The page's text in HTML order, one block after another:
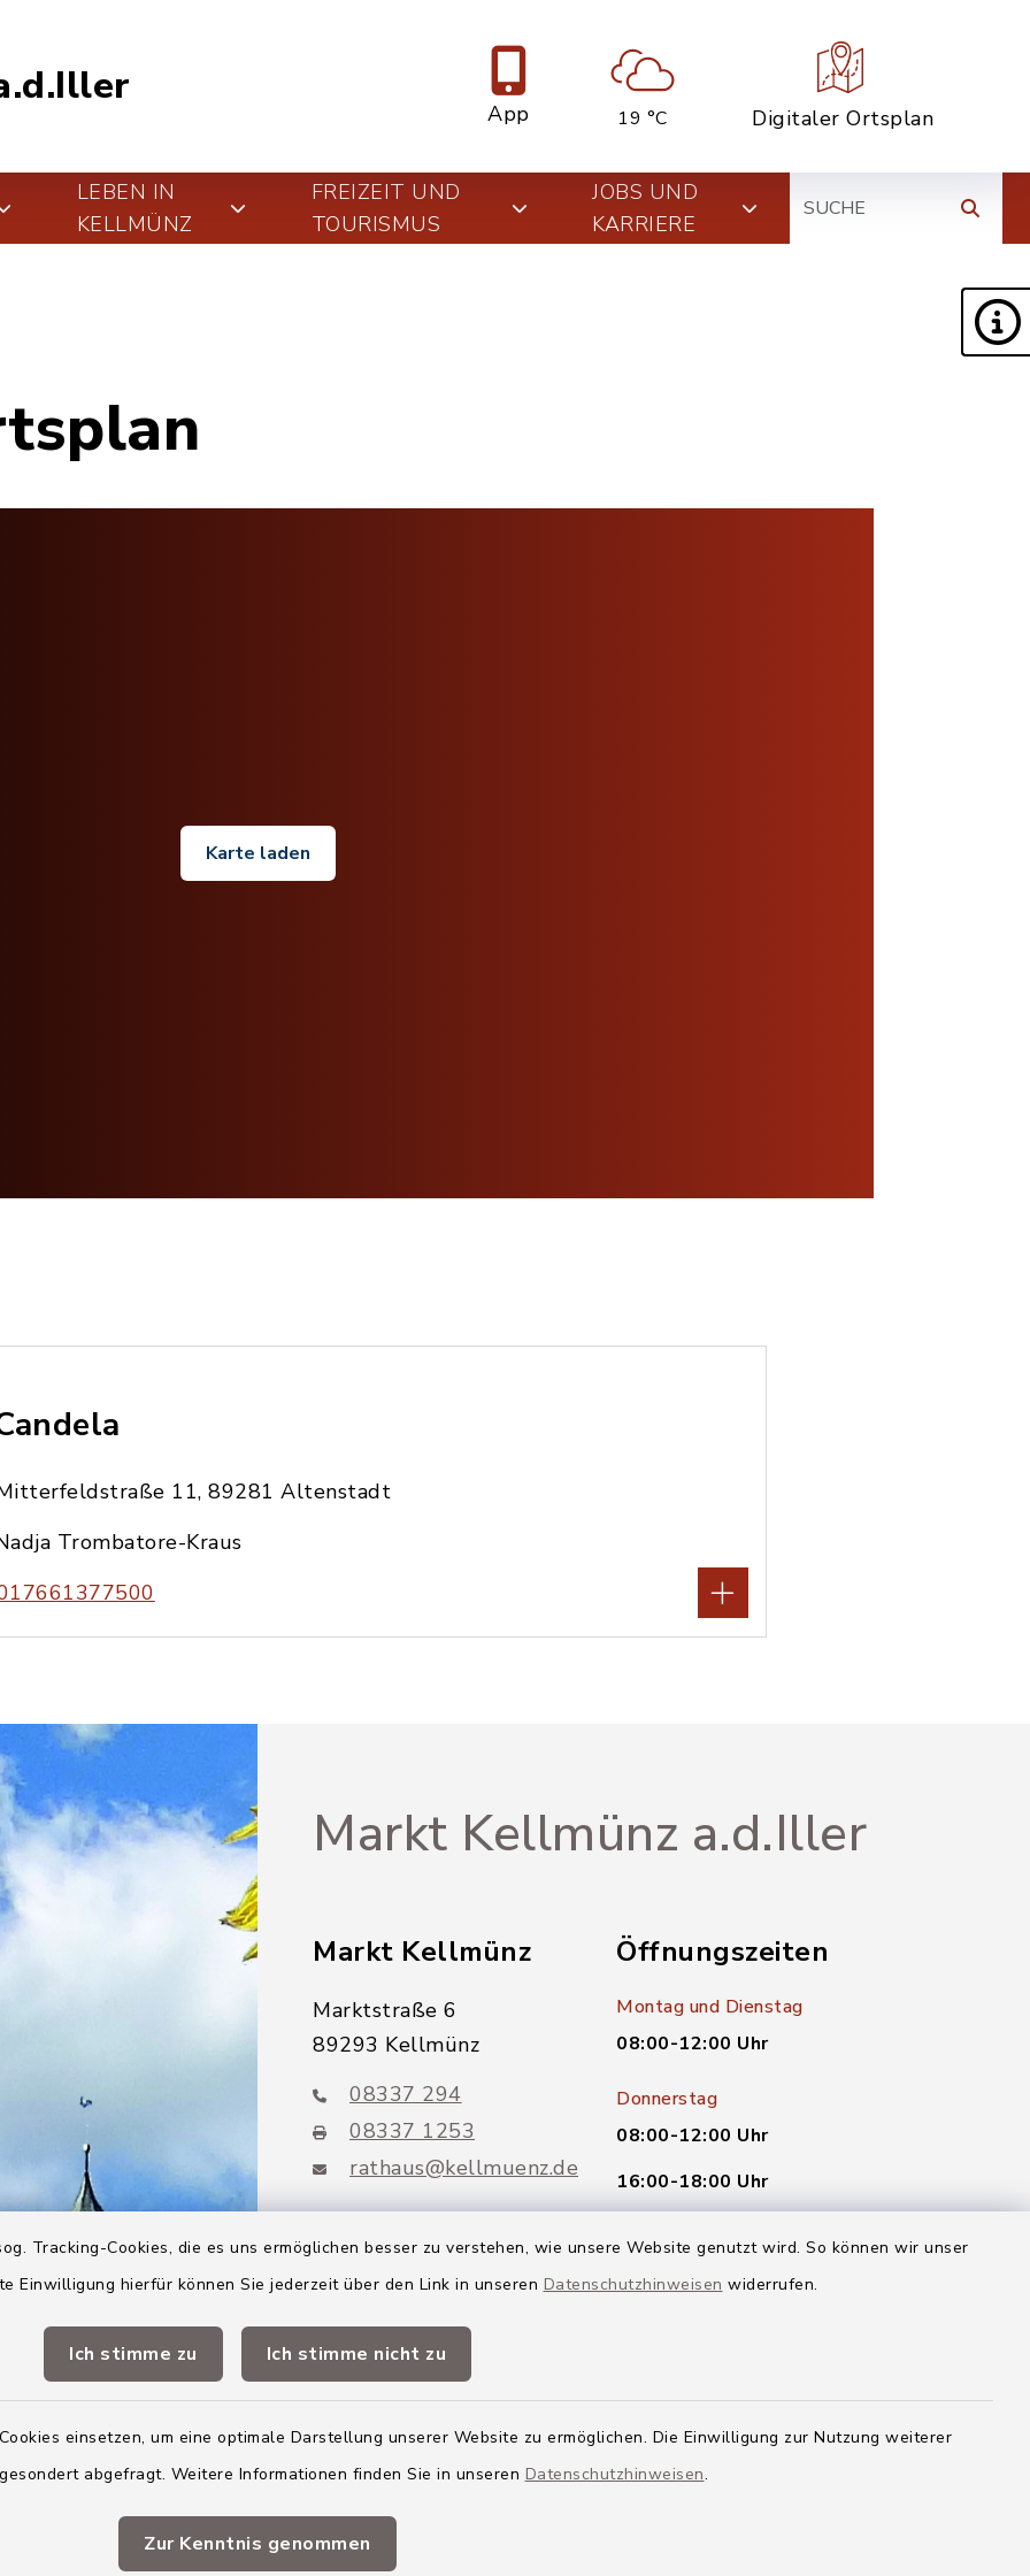
Tracking-Cookies, die es uns ermöglichen besser zu verstehen, wie unsere Website genutzt wird. So können wir unser
Einwilligung hierfür können Sie jederzeit über den Link in unseren Datenschutzhinweisen widerrufen.
Ich stimme zu Ich stimme nicht zu
einsetzen, um eine optimale Darstellung unserer Website zu ermöglichen. Die Einwilligung zur Nutzung weiterer
abgefragt. Weitere Informationen finden Sie in unseren Datenschutzhinweisen.
Zur Kenntnis genommen
App 19 °C Digitaler Ortsplan
LEBEN IN
KELLMÜNZ
FREIZEIT UND
TOURISMUS
JOBS UND
KARRIERE
Karte laden
11, 89281 Altenstadt
Trombatore-Kraus
Markt Kellmünz a.d.Iller
Markt Kellmünz
Marktstraße 6
89293 Kellmünz
08337 294
08337 1253
rathaus@kellmuenz.de
Öffnungszeiten
Montag und Dienstag
08:00-12:00 Uhr
Donnerstag
08:00-12:00 Uhr
16:00-18:00 Uhr
Vereinbarung.
Mitglieder VG
Altenstadt
Markt Altenstadt
Markt Kellmünz
Gemeinde Osterberg
VG Altenstadt
Quicklinks